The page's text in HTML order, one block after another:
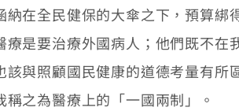
在全民健保的大傘之下，預算綁
是要治療外國病人；他們既不在
與照顧國民健康的道德考量有所
之為醫療上的「一國兩制」。